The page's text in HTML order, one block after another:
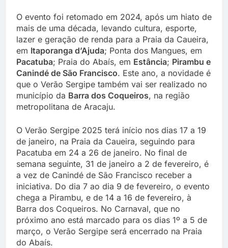
O evento foi retomado em 2024, após um hiato de
mais de uma década, levando cultura, esporte,
lazer e geração de renda para a Praia da Caueira,
em Itaporanga d’Ajuda; Ponta dos Mangues, em
Pacatuba; Praia do Abaís, em Estância; Pirambu e
Canindé de São Francisco. Este ano, a novidade é
que o Verão Sergipe também vai ser realizado no
município da Barra dos Coqueiros, na região
metropolitana de Aracaju.
O Verão Sergipe 2025 terá início nos dias 17 a 19
de janeiro, na Praia da Caueira, seguindo para
Pacatuba em 24 a 26 de janeiro. No final de
semana seguinte, 31 de janeiro a 2 de fevereiro, é
a vez de Canindé de São Francisco receber a
iniciativa. Do dia 7 ao dia 9 de fevereiro, o evento
chega a Pirambu, e de 14 a 16 de fevereiro, à
Barra dos Coqueiros. No Carnaval, que no
próximo ano está marcado para os dias 1º a 5 de
março, o Verão Sergipe será encerrado na Praia
do Abaís.